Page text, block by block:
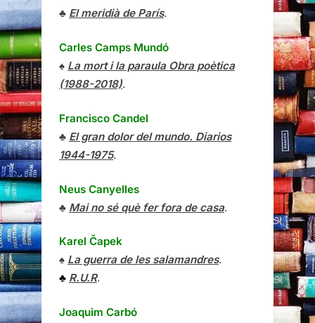
♣ El meridià de París.
Carles Camps Mundó
♠ La mort i la paraula Obra poètica
(1988-2018).
Francisco Candel
♣ El gran dolor del mundo. Diarios
1944-1975.
Neus Canyelles
♣ Mai no sé què fer fora de casa.
Karel Čapek
♠ La guerra de les salamandres.
♣ R.U.R.
Joaquim Carbó